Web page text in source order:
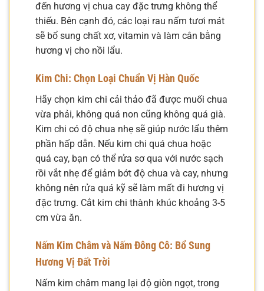
đến hương vị chua cay đặc trưng không thể
thiếu. Bên cạnh đó, các loại rau nấm tươi mát
sẽ bổ sung chất xơ, vitamin và làm cân bằng
hương vị cho nồi lẩu.
Kim Chi: Chọn Loại Chuẩn Vị Hàn Quốc
Hãy chọn kim chi cải thảo đã được muối chua
vừa phải, không quá non cũng không quá già.
Kim chi có độ chua nhẹ sẽ giúp nước lẩu thêm
phần hấp dẫn. Nếu kim chi quá chua hoặc
quá cay, bạn có thể rửa sơ qua với nước sạch
rồi vắt nhẹ để giảm bớt độ chua và cay, nhưng
không nên rửa quá kỹ sẽ làm mất đi hương vị
đặc trưng. Cắt kim chi thành khúc khoảng 3-5
cm vừa ăn.
Nấm Kim Châm và Nấm Đông Cô: Bổ Sung
Hương Vị Đất Trời
Nấm kim châm mang lại độ giòn ngọt, trong